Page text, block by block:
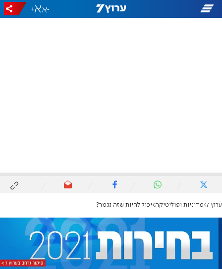
-
+
ערוץ 7 מדיניות ופוליטיקה יכול להיות שזה נגמר?